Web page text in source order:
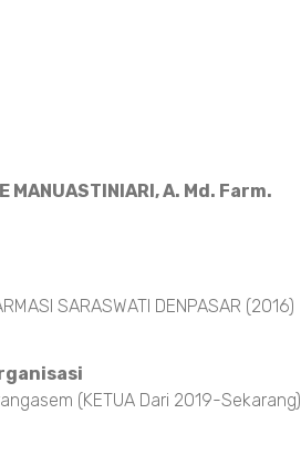
MANUASTINIARI, A. Md. Farm.
SARASWATI DENPASAR (2016)
(KETUA Dari 2019-Sekarang)